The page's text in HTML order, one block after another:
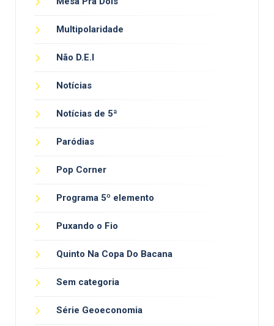
Multipolaridade
Não D.E.I
Notícias
Notícias de 5ª
Paródias
Pop Corner
Programa 5º elemento
Puxando o Fio
Quinto Na Copa Do Bacana
Sem categoria
Série Geoeconomia